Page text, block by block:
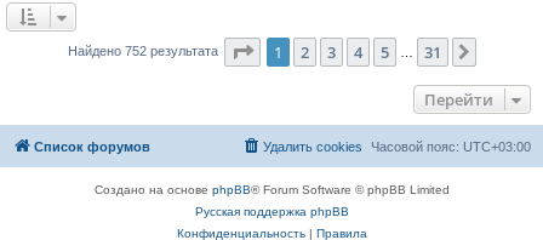
и
о
б
Найдено 752 результата Страница из 31
1 2 3 4 5 31
Перейти
Список форумов Часовой пояс: UTC+03:00
Удалить cookies
Создано на основе phpBB® Forum Software © phpBB Limited
Русская поддержка phpBB
Конфиденциальность| Правила